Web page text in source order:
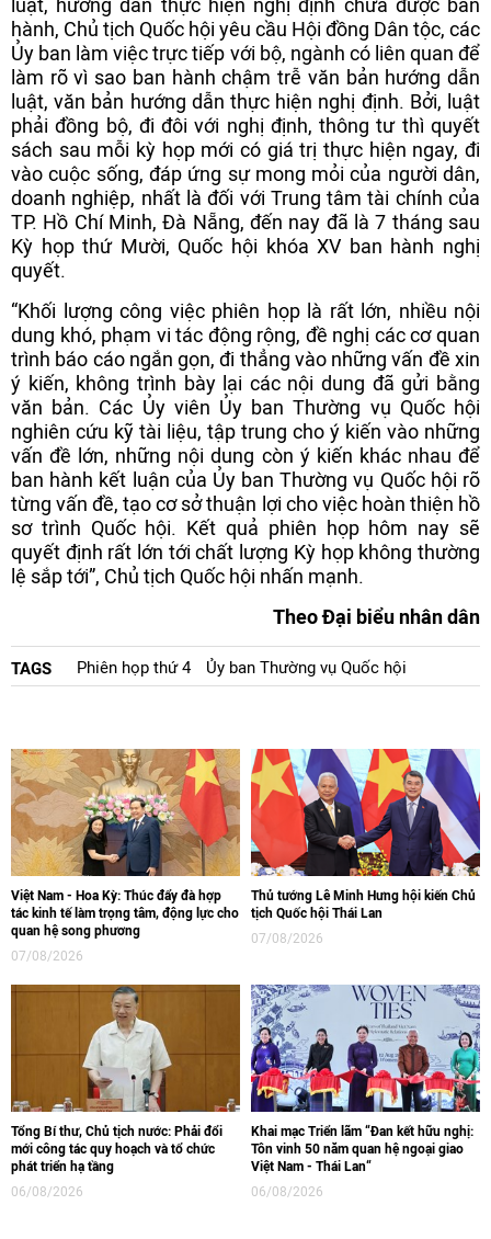
luật, hướng dẫn thực hiện nghị định chưa được ban
hành, Chủ tịch Quốc hội yêu cầu Hội đồng Dân tộc, các
Ủy ban làm việc trực tiếp với bộ, ngành có liên quan để
làm rõ vì sao ban hành chậm trễ văn bản hướng dẫn
luật, văn bản hướng dẫn thực hiện nghị định. Bởi, luật
phải đồng bộ, đi đôi với nghị định, thông tư thì quyết
sách sau mỗi kỳ họp mới có giá trị thực hiện ngay, đi
vào cuộc sống, đáp ứng sự mong mỏi của người dân,
doanh nghiệp, nhất là đối với Trung tâm tài chính của
TP. Hồ Chí Minh, Đà Nẵng, đến nay đã là 7 tháng sau
Kỳ họp thứ Mười, Quốc hội khóa XV ban hành nghị
quyết.
“Khối lượng công việc phiên họp là rất lớn, nhiều nội
dung khó, phạm vi tác động rộng, đề nghị các cơ quan
trình báo cáo ngắn gọn, đi thẳng vào những vấn đề xin
ý kiến, không trình bày lại các nội dung đã gửi bằng
văn bản. Các Ủy viên Ủy ban Thường vụ Quốc hội
nghiên cứu kỹ tài liệu, tập trung cho ý kiến vào những
vấn đề lớn, những nội dung còn ý kiến khác nhau để
ban hành kết luận của Ủy ban Thường vụ Quốc hội rõ
từng vấn đề, tạo cơ sở thuận lợi cho việc hoàn thiện hồ
sơ trình Quốc hội. Kết quả phiên họp hôm nay sẽ
quyết định rất lớn tới chất lượng Kỳ họp không thường
lệ sắp tới”, Chủ tịch Quốc hội nhấn mạnh.
Theo Đại biểu nhân dân
TAGS Phiên họp thứ 4 Ủy ban Thường vụ Quốc hội
Việt Nam - Hoa Kỳ: Thúc đẩy đà hợp
tác kinh tế làm trọng tâm, động lực cho
quan hệ song phương
07/08/2026
Thủ tướng Lê Minh Hưng hội kiến Chủ
tịch Quốc hội Thái Lan
07/08/2026
Tổng Bí thư, Chủ tịch nước: Phải đổi
mới công tác quy hoạch và tổ chức
phát triển hạ tầng
06/08/2026
Khai mạc Triển lãm “Đan kết hữu nghị:
Tôn vinh 50 năm quan hệ ngoại giao
Việt Nam - Thái Lan“
06/08/2026